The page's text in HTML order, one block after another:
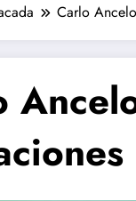
Carlo